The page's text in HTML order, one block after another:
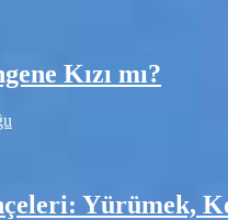
Kızı mı?
Yürümek,